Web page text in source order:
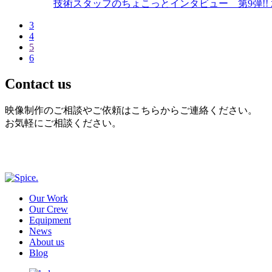
技術スタッフのちょこっとインタビュー 第9弾
3
4
5
6
Contact us
映像制作のご相談やご依頼はこちらからご連絡ください。
お気軽にご相談ください。
Our Work
Our Crew
Equipment
News
About us
Blog